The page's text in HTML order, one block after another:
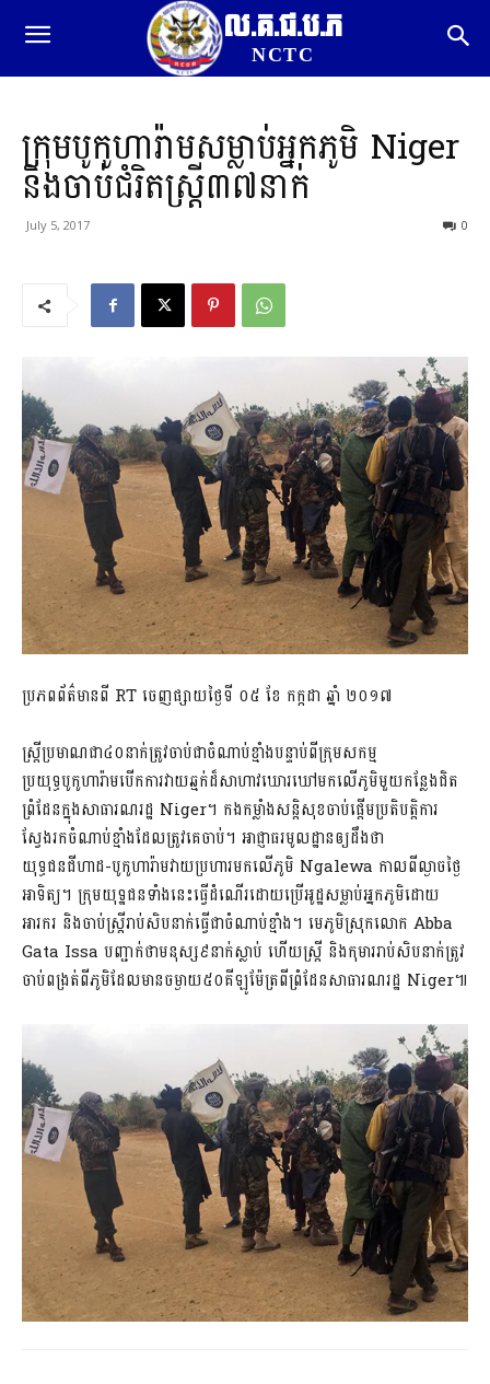
ល.គ.ជ.ប.ភ
NCTC
ក្រុមបូកូហារ៉ាមសម្លាប់អ្នកភូមិ Niger
និងចាប់ជំរិតស្រ្តី៣៧នាក់
July 5, 2017 0
ប្រភពព័ត៌មានពី​ RT ចេញផ្សាយថ្ងៃទី ០៥ ខែ កក្កដា ឆ្នាំ ២០១៧
ស្ត្រីប្រមាណជា៤០នាក់ត្រូវចាប់ជាចំណាប់ខ្មាំងបន្ទាប់ពីក្រុមសកម្ម
ប្រយុទ្ធបូកូហារ៉ាមបើកការវាយឆ្មក់ដ៏សាហាវឃោរឃៅមកលើភូមិមួយកន្លែងជិត
ព្រំដែនក្នុងសាធារណរដ្ឋ Niger។ កងកម្លាំងសន្ដិសុខចាប់ផ្តើមប្រតិបត្តិការ
ស្វែងរកចំណាប់ខ្មាំងដែលត្រូវគេចាប់។ អាជ្ញាធរមូលដ្ឋានឲ្យដឹងថា
យុទ្ធជនជីហាដ-បូកូហារ៉ាមវាយប្រហារមកលើភូមិ Ngalewa កាលពីល្ងាចថ្ងៃ
អាទិត្យ។ ក្រុមយុទ្ឋជនទាំងនេះធ្វើដំណើរដោយប្រើអូដ្ឋសម្លាប់អ្នកភូមិដោយ
អារករ និងចាប់ស្ត្រីរាប់សិបនាក់ធ្វើជាចំណាប់ខ្មាំង។ មេភូមិស្រុកលោក Abba
Gata Issa បញ្ជាក់ថាមនុស្ស៩នាក់ស្លាប់ ហើយស្ត្រី និងកុមាររាប់សិបនាក់ត្រូវ
ចាប់ពង្រត់ពីភូមិដែលមានចម្ងាយ៥០គីឡូម៉ែត្រពីព្រំដែនសាធារណរដ្ឋ Niger៕